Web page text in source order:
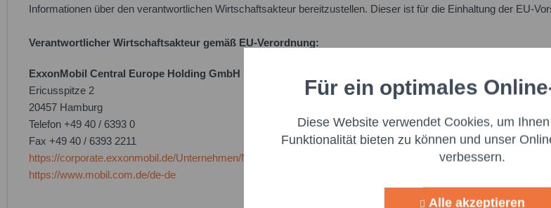
Informationen über den verantwortlichen Wirtschaftsakteur bereitzustellen. Dieser ist für die Einhaltung der EU-
Verantwortlicher Wirtschaftsakteur gemäß EU-Verordnung:
ExxonMobil Central Europe Holding GmbH
Ericusspitze 2
20457 Hamburg
Telefon +49 40 / 6393 0
Fax +49 40 / 6393 2211
https://corporate.exxonmobil.de/Unternehmen/Nachricht
https://www.mobil.com.de/de-de
Funktionale
Marketing
Für ein optimales
Diese Website verwendet Cookies, um
Funktionalität bieten zu können und unser
verbessern.
Alle akzeptieren